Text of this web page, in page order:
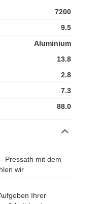
7200
9.5
Aluminium
13.8
2.8
7.3
88.0
Pressath mit dem
wir
Ihrer